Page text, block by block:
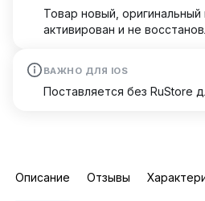
Товар новый, оригинальный
активирован и не
ВАЖНО ДЛЯ IOS
Поставляется без RuStore
Описание Отзывы